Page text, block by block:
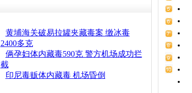
黄埔海关破易拉罐夹藏毒案 缴冰毒
2400多克
俩孕妇体内藏毒590克 警方机场成功拦
截
印尼毒贩体内藏毒 机场昏倒